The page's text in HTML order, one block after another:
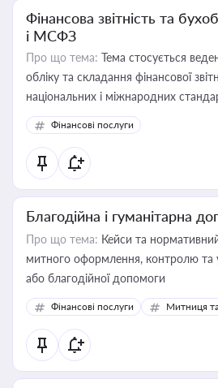
Фінансова звітність та
і МСФЗ
Про що тема: Тема стосується
обліку та складання фінансової
національних і міжнародних
Фінансові послуги
Благодійна і гуманітарна
Про що тема: Кейси та
митного оформлення, контролю та
або благодійної допомоги
Фінансові послуги Митниця